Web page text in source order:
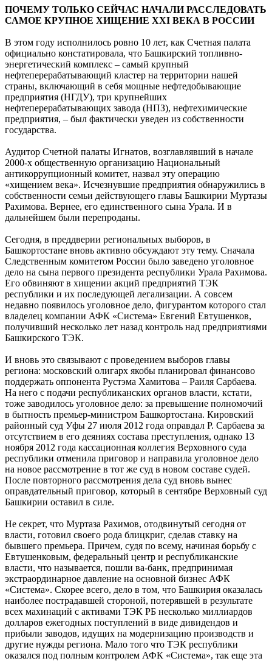
ПОЧЕМУ ТОЛЬКО СЕЙЧАС НАЧАЛИ РАССЛЕДОВАТЬ
САМОЕ КРУПНОЕ ХИЩЕНИЕ XXI ВЕКА В РОССИИ
В этом году исполнилось ровно 10 лет, как Счетная палата
официально констатировала, что Башкирский топливно-
энергетический комплекс – самый крупный
нефтеперерабатывающий кластер на территории нашей
страны, включающий в себя мощные нефтедобывающие
предприятия (НГДУ), три крупнейших
нефтеперерабатывающих завода (НПЗ), нефтехимические
предприятия, – был фактически уведен из собственности
государства.
Аудитор Счетной палаты Игнатов, возглавлявший в начале
2000-х общественную организацию Национальный
антикоррупционный комитет, назвал эту операцию
«хищением века». Исчезнувшие предприятия обнаружились в
собственности семьи действующего главы Башкирии Муртазы
Рахимова. Вернее, его единственного сына Урала. И в
дальнейшем были перепроданы.
Сегодня, в преддверии региональных выборов, в
Башкортостане вновь активно обсуждают эту тему. Сначала
Следственным комитетом России было заведено уголовное
дело на сына первого президента республики Урала Рахимова.
Его обвиняют в хищении акций предприятий ТЭК
республики и их последующей легализации. А совсем
недавно появилось уголовное дело, фигурантом которого стал
владелец компании АФК «Система» Евгений Евтушенков,
получивший несколько лет назад контроль над предприятиями
Башкирского ТЭК.
И вновь это связывают с проведением выборов главы
региона: московский олигарх якобы планировал финансово
поддержать оппонента Рустэма Хамитова – Раиля Сарбаева.
На него с подачи республиканских органов власти, кстати,
тоже заводилось уголовное дело: за превышение полномочий
в бытность премьер-министром Башкортостана. Кировский
районный суд Уфы 27 июля 2012 года оправдал Р. Сарбаева за
отсутствием в его деяниях состава преступления, однако 13
ноября 2012 года кассационная коллегия Верховного суда
республики отменила приговор и направила уголовное дело
на новое рассмотрение в тот же суд в новом составе судей.
После повторного рассмотрения дела суд вновь вынес
оправдательный приговор, который в сентябре Верховный суд
Башкирии оставил в силе.
Не секрет, что Муртаза Рахимов, отодвинутый сегодня от
власти, готовил своего рода блицкриг, сделав ставку на
бывшего премьера. Причем, судя по всему, начиная борьбу с
Евтушенковым, федеральный центр и республиканские
власти, что называется, пошли ва-банк, предпринимая
экстраординарное давление на основной бизнес АФК
«Система». Скорее всего, дело в том, что Башкирия оказалась
наиболее пострадавшей стороной, потерявшей в результате
всех махинаций с активами ТЭК РБ несколько миллиардов
долларов ежегодных поступлений в виде дивидендов и
прибыли заводов, идущих на модернизацию производств и
другие нужды региона. Мало того что ТЭК республики
оказался под полным контролем АФК «Система», так еще эта